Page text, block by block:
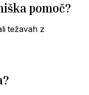
pomoč?
težavah z